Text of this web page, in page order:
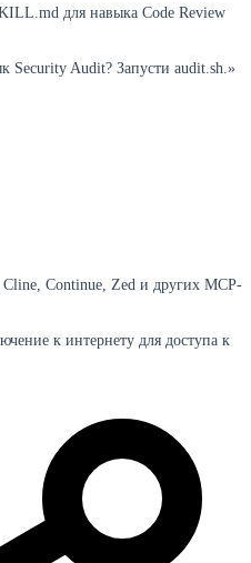
для навыка Code Review
Security Audit? Запусти audit.sh.»
Continue, Zed и других MCP-
к интернету для доступа к